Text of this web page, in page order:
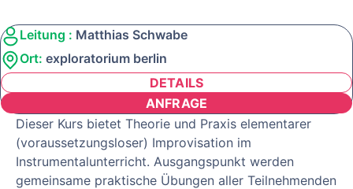
Leitung : Matthias Schwabe
Ort: exploratorium berlin
DETAILS
ANFRAGE
Dieser Kurs bietet Theorie und Praxis elementarer
(voraussetzungsloser) Improvisation im
Instrumentalunterricht. Ausgangspunkt werden
gemeinsame praktische Übungen aller Teilnehmenden